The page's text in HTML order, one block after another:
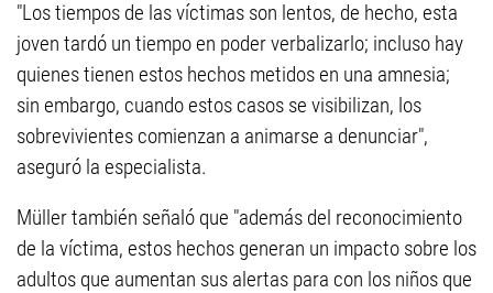
"Los tiempos de las víctimas son lentos, de hecho, esta
joven tardó un tiempo en poder verbalizarlo; incluso hay
quienes tienen estos hechos metidos en una amnesia;
sin embargo, cuando estos casos se visibilizan, los
sobrevivientes comienzan a animarse a denunciar",
aseguró la especialista.
Müller también señaló que "además del reconocimiento
de la víctima, estos hechos generan un impacto sobre los
adultos que aumentan sus alertas para con los niños que